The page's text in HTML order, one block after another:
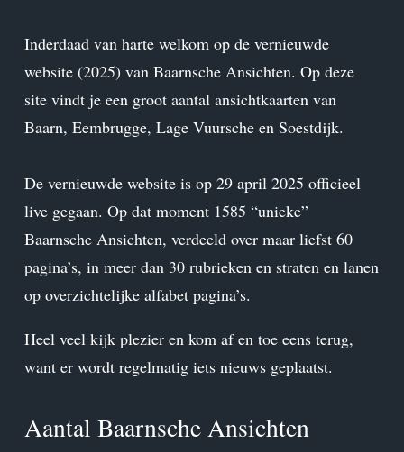
Inderdaad van harte welkom op de vernieuwde
website (2025) van Baarnsche Ansichten. Op deze
site vindt je een groot aantal ansichtkaarten van
Baarn, Eembrugge, Lage Vuursche en Soestdijk.
De vernieuwde website is op 29 april 2025 officieel
live gegaan. Op dat moment 1585 “unieke”
Baarnsche Ansichten, verdeeld over maar liefst 60
pagina’s, in meer dan 30 rubrieken en straten en lanen
op overzichtelijke alfabet pagina’s.
Heel veel kijk plezier en kom af en toe eens terug,
want er wordt regelmatig iets nieuws geplaatst.
Aantal Baarnsche Ansichten